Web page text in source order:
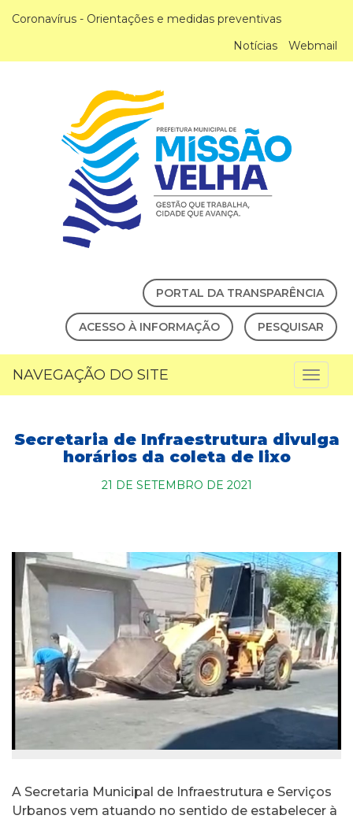
Coronavírus - Orientações e medidas preventivas
Notícias
Webmail
PORTAL DA TRANSPARÊNCIA
ACESSO À INFORMAÇÃO PESQUISAR
NAVEGAÇÃO DO SITE
Secretaria de Infraestrutura divulga
horários da coleta de lixo
21 DE SETEMBRO DE 2021
A Secretaria Municipal de Infraestrutura e Serviços
Urbanos vem atuando no sentido de estabelecer à